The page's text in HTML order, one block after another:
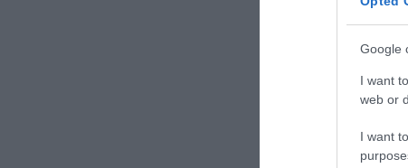
Google
I want
web or
I want